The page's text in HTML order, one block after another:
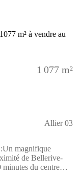
Agent commercial
le numéro 809 397
1 077 m²
Allier 03
magnifique
de Bellerive-
minutes du centre